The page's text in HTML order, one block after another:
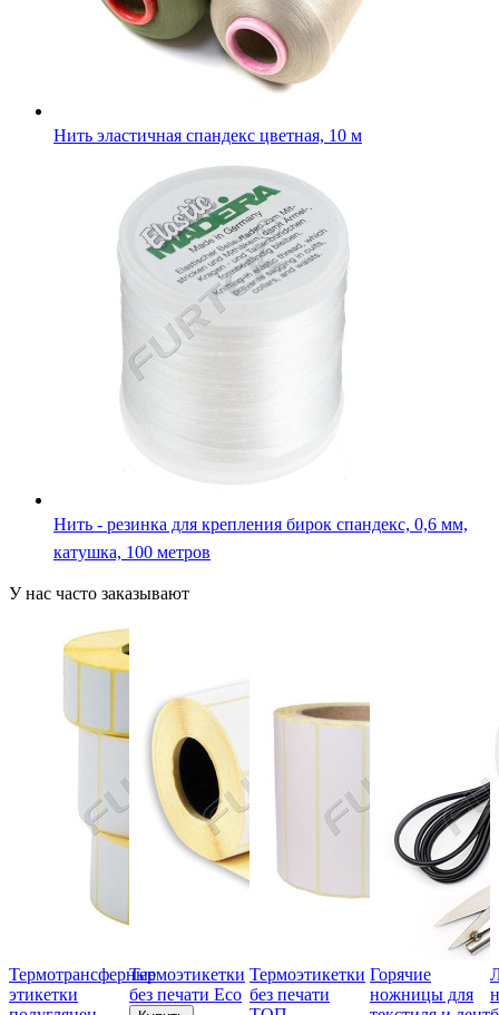
Нить эластичная спандекс цветная, 10 м
Нить - резинка для крепления бирок спандекс, 0,6 мм,
катушка, 100 метров
У нас часто заказывают
Термотрансферные
этикетки
Термоэтикетки
без печати Eco
Термоэтикетки
без печати
Горячие
ножницы для